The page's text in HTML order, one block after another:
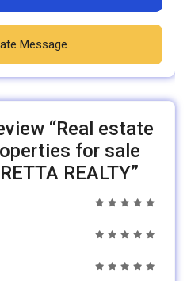
Message
“Real estate
for sale
REALTY”